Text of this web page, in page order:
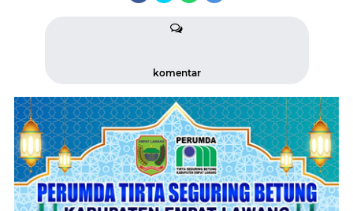
komentar